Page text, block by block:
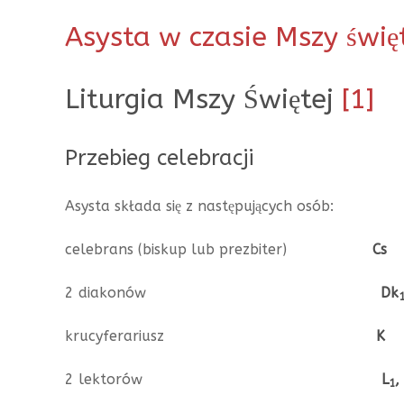
Asysta w czasie Mszy
Liturgia Mszy Świętej [1]
Przebieg celebracji
Asysta składa się z następujących osób:
celebrans (biskup lub prezbiter) Cs
2 diakonów Dk1
krucyferariusz K
2 lektorów L1,